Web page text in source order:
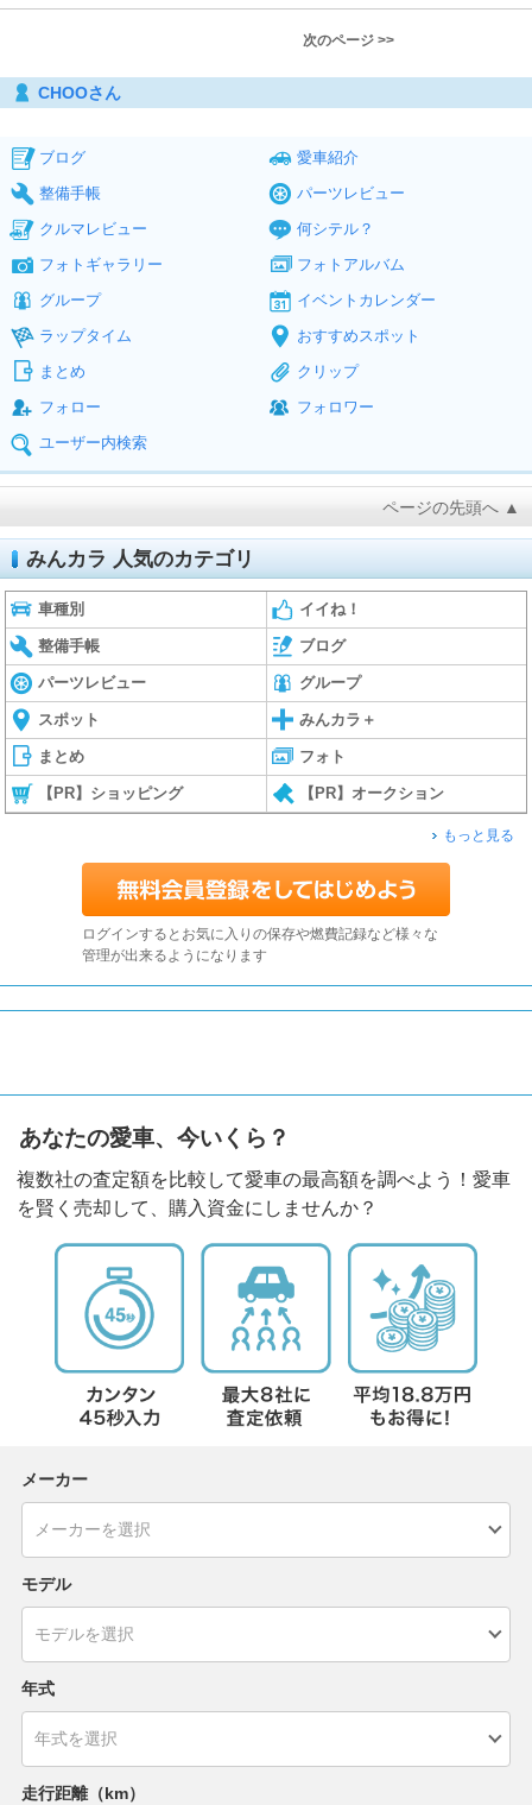
次のページ >>
CHOOさん
ブログ
愛車紹介
整備手帳
パーツレビュー
クルマレビュー
何シテル？
フォトギャラリー
フォトアルバム
グループ
イベントカレンダー
ラップタイム
おすすめスポット
まとめ
クリップ
フォロー
フォロワー
ユーザー内検索
ページの先頭へ ▲
みんカラ 人気のカテゴリ
車種別 イイね！
整備手帳 ブログ
パーツレビュー グループ
スポット みんカラ＋
まとめ フォト
【PR】ショッピング 【PR】オークション
もっと見る
ログインするとお気に入りの保存や燃費記録など様々な
管理が出来るようになります
あなたの愛車、今いくら？
複数社の査定額を比較して愛車の最高額を調べよう！愛車
を賢く売却して、購入資金にしませんか？
メーカー
モデル
年式
走行距離（km）